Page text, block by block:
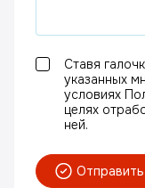
Ставя
указанных
условиях
целях
ней.